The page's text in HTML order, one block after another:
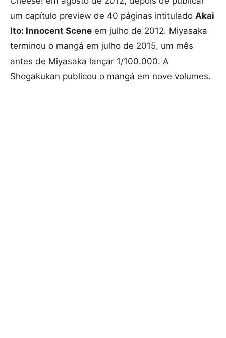
um capítulo preview de 40 páginas intitulado Akai
Ito: Innocent Scene em julho de 2012. Miyasaka
terminou o mangá em julho de 2015, um mês
antes de Miyasaka lançar 1/100.000. A
Shogakukan publicou o mangá em nove volumes.